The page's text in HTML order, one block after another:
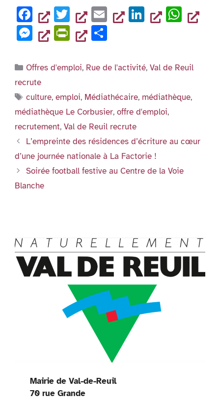
F
a
c
e
b
o
o
k
T
wi
tt
er
E
m
l
Li
n
e
dI
n
W
h
s
A
p
M
es
se
n
g
er
Pr
in
tF
e
n
dl
y
ta
er
Catégories
Offres d'emploi, Rue de l'activité,Val de Reuil
recrute
Étiquettes
culture,emploi, Médiathécaire, médiathèque,
médiathèque Le Corbusier, offre d'emploi,
recrutement, Val de Reuil recrute
L’empreinte des résidences d’écriture au cœur
d’une journée nationale à La Factorie !
Soirée football festive au Centre de la Voie
Blanche
Mairie de Val-de-Reuil
70 rue Grande